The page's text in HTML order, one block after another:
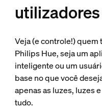
utilizadores
Veja (e controle!) quem
Philips Hue, seja um
inteligente ou um
base no que você
apenas as luzes, luzes
tudo.